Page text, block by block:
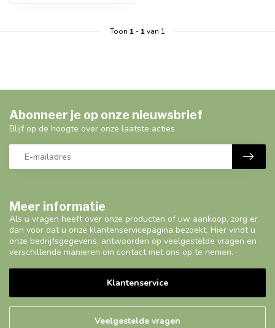
Toon 1- 1van 1
Meer informatie
Als u vragen heeft over onze producten of uw aankoop, zorg er
dan voor dat u onze klantenservicepagina bezoekt. Hier vindt u
onze bedrijfsgegevens, antwoorden op veelgestelde vragen en
verschillende manieren om contact met ons op te nemen.
Klantenservice
Veelgestelde vragen
Abonneer je op onze nieuwsbrief
Blijf op de hoogte over onze laatste acties